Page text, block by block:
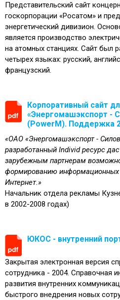
Представительский сайт
госкорпорации «Росатом» и
энергетический дивизион.
является производство
на атомных станциях. Сайт был
четырех языках: русский,
французский.
Корпоративный сайт
«Энергомашэкспорт -
(PowerM). Поддержка
«ОАО «Энергомашэкспорт -
разработанный Individ ресурс
зарубежным партнерам
формированию информационных
Интернет.»
Начальник отдела рекламы
в 2002-2008 годах)
ЮКОС - внутренний
Закрытая электронная версия
сотрудника - 2004. Справочная
развития внутренних
быстрого внедрения новых